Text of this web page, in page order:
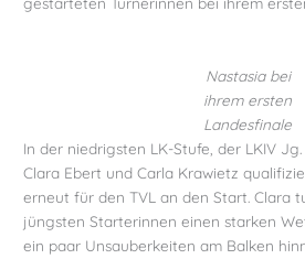
Nastasia bei
ihrem ersten
Landesfinale
In der niedrigsten LK-Stufe, der LKIV Jg.
Clara Ebert und Carla Krawietz
erneut für den TVL an den Start. Clara
jüngsten Starterinnen einen starken
ein paar Unsauberkeiten am Balken